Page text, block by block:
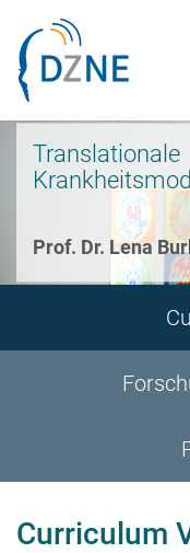
Translationale
Prof. Dr. Lena
Curriculum